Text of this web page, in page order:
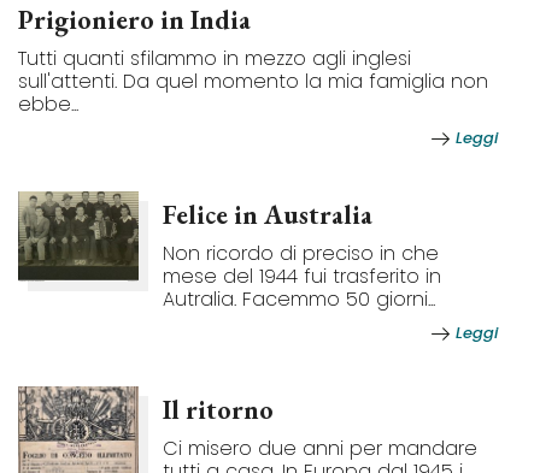
Prigioniero in India
Tutti quanti sfilammo in mezzo agli inglesi
sull'attenti. Da quel momento la mia famiglia non
ebbe...
Leggi
Felice in Australia
Non ricordo di preciso in che
mese del 1944 fui trasferito in
Autralia. Facemmo 50 giorni...
Leggi
Il ritorno
Ci misero due anni per mandare